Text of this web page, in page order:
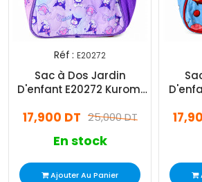
Réf : E20272
Sac à Dos Jardin
D'enfant E20272 Kuromi
25,000 DT
17,900 DT
En stock
Ajouter Au Panier